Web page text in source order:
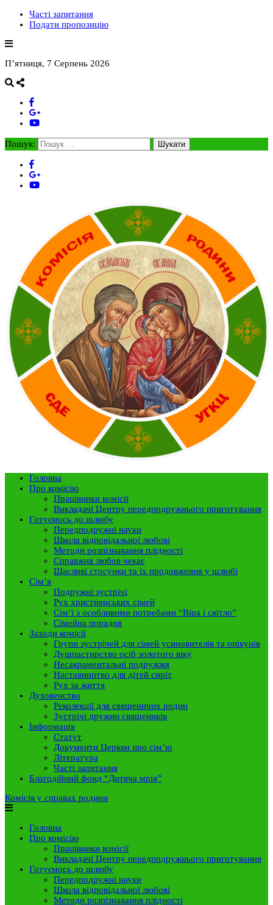
Часті запитання
Подати пропозицію
П’ятниця, 7 Серпень 2026
Пошук:
Головна
Про комісію
Працівники комісії
Викладачі Центру передподружнього приготування
Готуємось до шлюбу
Передподружні науки
Школа відповідальної любові
Методи розпізнавання плідності
Справжня любов чекає
Щасливі стосунки та їх продовження у шлюбі
Сім’я
Подружні зустрічі
Рух християнських сімей
Сім’ї з особливими потребами “Віра і світло”
Сімейна порадня
Заходи комісії
Групи зустрічей для сімей усиновителів та опікунів
Душпастирство осіб золотого віку
Несакраментальні подружжя
Наставництво для дітей сиріт
Рух за життя
Духовенство
Реколекції для священичих родин
Зустрічі дружин священиків
Інформація
Статут
Документи Церкви про сім’ю
Література
Часті запитання
Благодійний фонд “Дитяча мрія”
Комісія у справах родини
Головна
Про комісію
Працівники комісії
Викладачі Центру передподружнього приготування
Готуємось до шлюбу
Передподружні науки
Школа відповідальної любові
Методи розпізнавання плідності